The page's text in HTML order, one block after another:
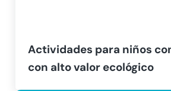
Actividades para niños
con alto valor ecológico